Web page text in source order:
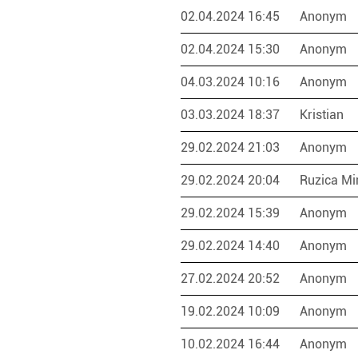
02.04.2024 16:45 Anonym
02.04.2024 15:30 Anonym
04.03.2024 10:16 Anonym
03.03.2024 18:37 Kristian
29.02.2024 21:03 Anonym
29.02.2024 20:04 Ruzica
29.02.2024 15:39 Anonym
29.02.2024 14:40 Anonym
27.02.2024 20:52 Anonym
19.02.2024 10:09 Anonym
10.02.2024 16:44 Anonym